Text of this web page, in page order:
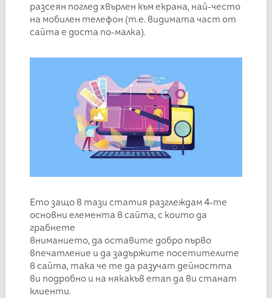
разсеян поглед хвърлен към екрана, най-често
на мобилен телефон (т.е. видимата част от
сайта е доста по-малка).
Ето защо в тази статия разглеждам 4-те
основни елемента в сайта, с които да
грабнете
вниманието, да оставите добро първо
впечатление и да задържите посетителите
в сайта, така че те да разучат дейността
ви подробно и на някакъв етап да ви станат
клиенти.